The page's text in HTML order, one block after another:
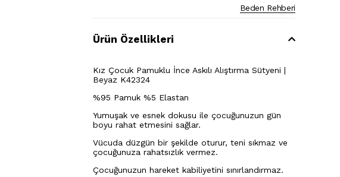
Beden Rehberi
Ürün Özellikleri
Kız Çocuk Pamuklu İnce Askılı Alıştırma Sütyeni |
Beyaz K42324
%95 Pamuk %5 Elastan
Yumuşak ve esnek dokusu ile çocuğunuzun gün
boyu rahat etmesini sağlar.
Vücuda düzgün bir şekilde oturur, teni sıkmaz ve
çocuğunuza rahatsızlık vermez.
Çocuğunuzun hareket kabiliyetini sınırlandırmaz.